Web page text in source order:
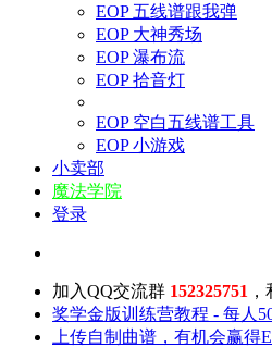
EOP 五线谱跟我弹
EOP 大神秀场
EOP 瀑布流
EOP 拾音灯
EOP 空白五线谱工具
EOP 小游戏
小卖部
魔法学院
登录
加入QQ交流群 152325751
奖学金版训练营教程 - 每人
上传自制曲谱，有机会赢得